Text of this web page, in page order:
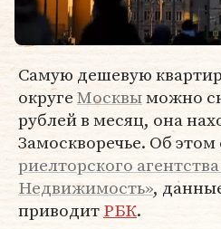
Самую дешевую
округеМосквыможно
рублей в месяц, она
Замоскворечье. Об
риелторского
Недвижимость»,
приводитРБК.